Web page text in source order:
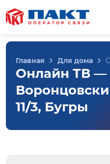
Главная Для дома
Онлайн ТВ —
11/3, Бугры